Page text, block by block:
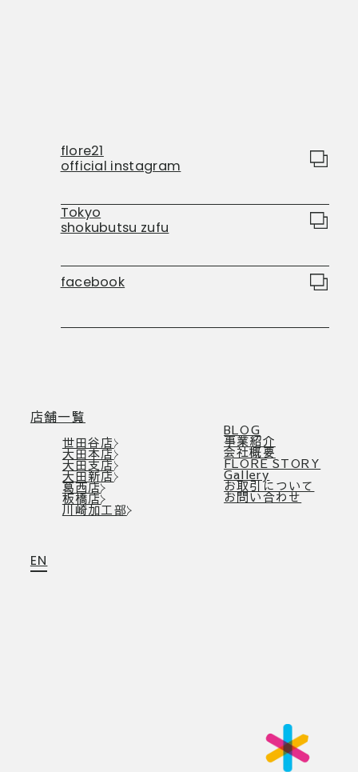
flore21
official instagram
Tokyo
shokubutsu zufu
facebook
店舗一覧
世田谷店
大田本店
大田支店
大田新店
葛西店
板橋店
川崎加工部
BLOG
事業紹介
会社概要
FLORE STORY
Gallery
お取引について
お問い合わせ
EN